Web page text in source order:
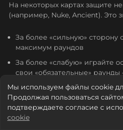
Конфиги
На некоторых картах защите
(например, Nuke, Ancient). Это
За более «сильную» сторону
максимум раундов
За более «слабую» играйте
свои «обязательные»
первый оружейный и т. п.
Не знать названия позиций
Мы используем файлы cookie
Продолжая пользоваться
подтверждаете согласие с
cookie